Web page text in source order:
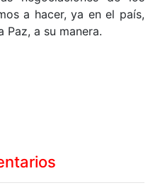
a hacer, ya en el país,
Paz, a su manera.